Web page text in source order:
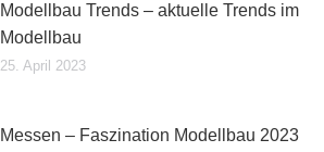
Modellbau Trends – aktuelle Trends im
Modellbau
25. April 2023
Messen – Faszination Modellbau 2023